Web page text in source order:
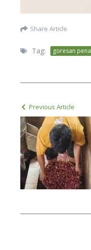
Share Article
Tag: goresan pena
Previous Article